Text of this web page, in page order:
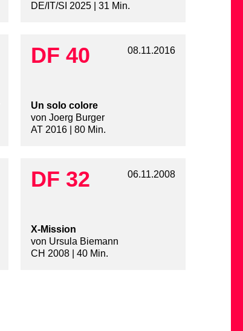
DE/IT/SI 2025 | 31 Min.
DF 40 08.11.2016
Un solo colore
von Joerg Burger
AT 2016 | 80 Min.
DF 32 06.11.2008
X-Mission
von Ursula Biemann
CH 2008 | 40 Min.